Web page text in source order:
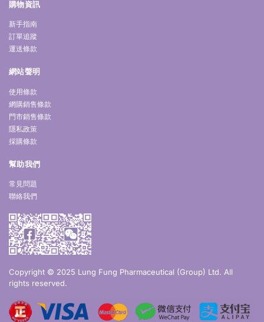
購物資訊
新手指南
訂單追蹤
運送條款
網站聲明
使用條款
網購銷售條款
門市銷售條款
隱私政策
採購條款
幫助我們
常見問題
聯絡我們
Copyright © 2025 Lung Fung Pharmaceutical (Group) Ltd. All
rights reserved.